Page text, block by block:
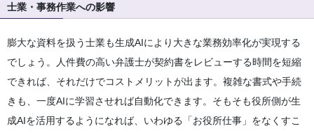
士業・事務作業への影響
膨大な資料を扱う士業も生成AIにより大きな業務効率化が実現する
でしょう。人件費の高い弁護士が契約書をレビューする時間を短縮
できれば、それだけでコストメリットが出ます。複雑な書式や手続
きも、一度AIに学習させれば自動化できます。そもそも役所側が生
成AIを活用するようになれば、いわゆる「お役所仕事」をなくすこ